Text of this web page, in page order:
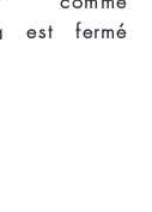
est fermé